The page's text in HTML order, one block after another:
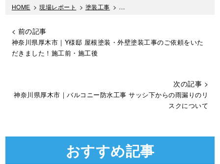
HOME >現場レポート > 塗装工事 > 付帯部 エアコンカバー 下地処理〜
< 前の記事
神奈川県厚木市｜Y様邸 屋根塗装・外壁塗装工事のご依頼をいた
だきました！施工前・施工後
次の記事 >
神奈川県厚木市｜バルコニー防水工事 サッシ下からの雨漏りのリ
スクについて
おすすめ記事